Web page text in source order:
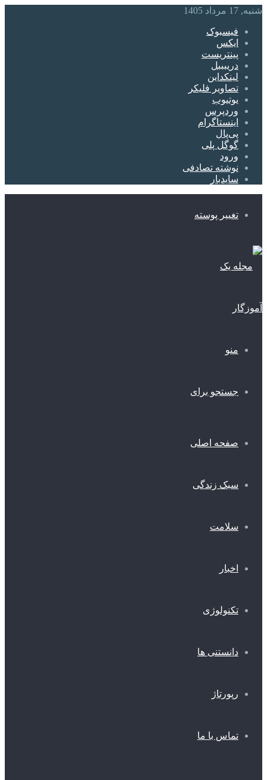
شنبه, 17 مرداد 1405
فیسبوک
ایکس
پینتریست
دریبببل
لینکداین
تصاویر فلیکر
یوتیوب
وردپرس
اینستاگرام
پی‌پال
گوگل پلی
ورود
نوشته تصادفی
سایدبار
تغییر پوسته
منو
جستجو برای
صفحه اصلی
سبک زندگی
سلامت
اخبار
تکنولوژی
دانستنی ها
رپورتاژ
تماس با ما